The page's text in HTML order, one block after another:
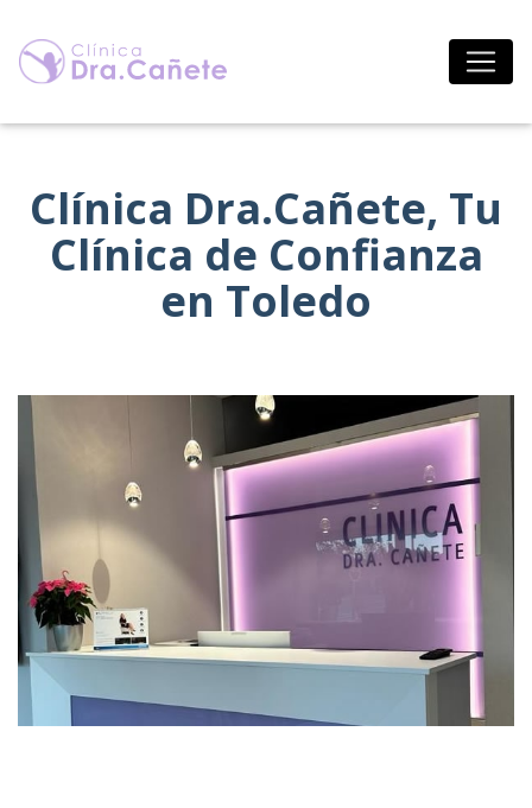
contenido
Clínica Dra.Cañete, Tu
Clínica de Confianza
en Toledo